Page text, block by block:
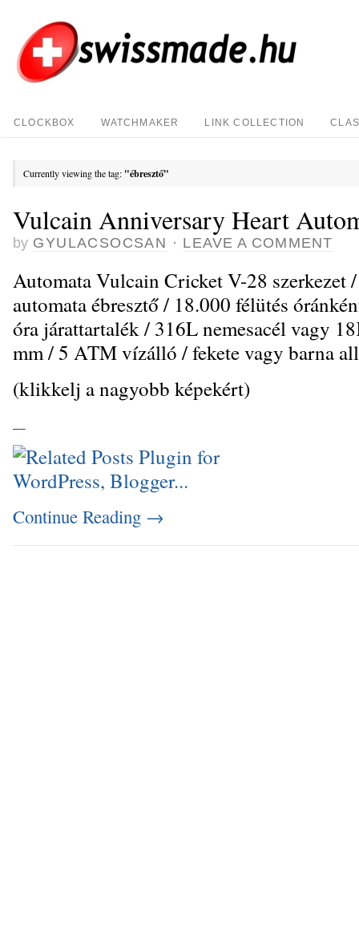
CLOCKBOX WATCHMAKER LINK COLLECTION
Currently viewing the tag: "ébresztő"
Vulcain Anniversary Heart
by GYULACSOCSAN · LEAVE A COMMENT
Automata Vulcain Cricket V-28 szerkezet
automata ébresztő / 18.000 félütés
óra járattartalék / 316L nemesacél vagy
mm / 5 ATM vízálló / fekete vagy barna
(klikkelj a nagyobb képekért)
Continue Reading →